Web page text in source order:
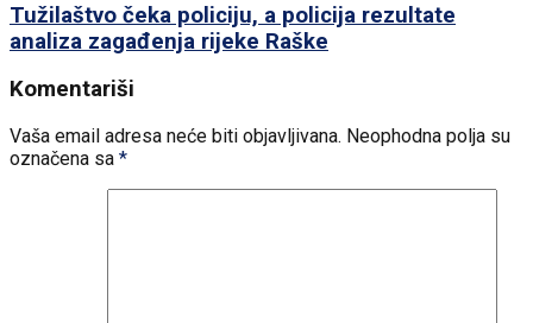
Tužilaštvo čeka policiju, a policija rezultate
analiza zagađenja rijeke Raške
Komentariši
Vaša email adresa neće biti objavljivana. Neophodna polja su
označena sa *